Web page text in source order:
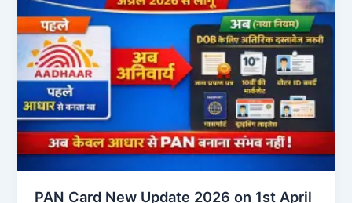
PAN Card New Update 2026 on 1st April